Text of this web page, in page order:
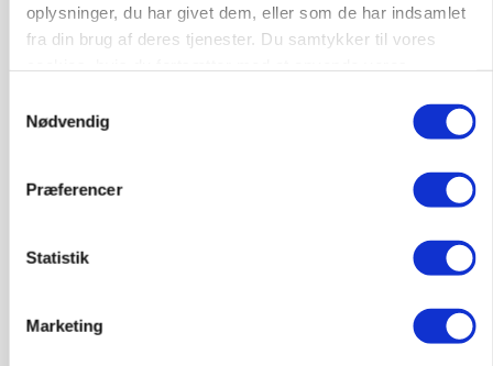
oplysninger, du har givet dem, eller som de har indsamlet
fra din brug af deres tjenester. Du samtykker til vores
Nødvendig
Præferencer
Statistik
Marketing
BUSINESS
Fra mark til mur: Byggeriet kan åbne nyt
marked for biokul